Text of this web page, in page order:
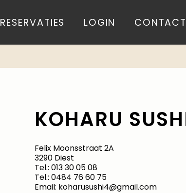
RESERVATIES LOGIN CONTACT
KOHARU
Felix Moonsstraat 2A
3290 Diest
Tel.: 013 30 05 08
Tel.: 0484 76 60 75
Email: koharusushi4@gmail.com